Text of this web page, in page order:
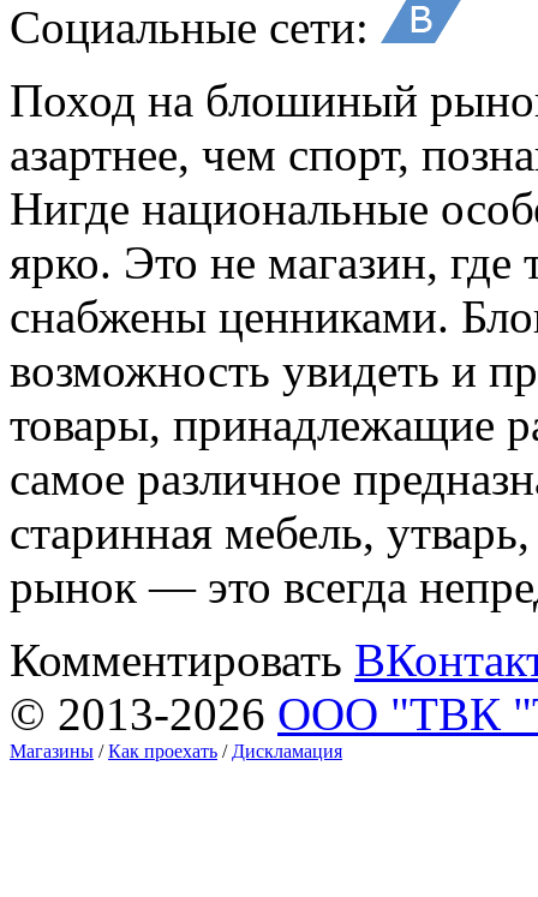
Социальные сети:
Поход на блошиный
азартнее, чем спорт,
Нигде национальные
ярко. Это не магазин,
снабжены ценниками.
возможность увидеть и
товары, принадлежащие
самое различное
старинная мебель,
рынок — это всегда
Комментировать
© 2013-2026 ООО "ТВК
Магазины /Как проехать / Дискламация